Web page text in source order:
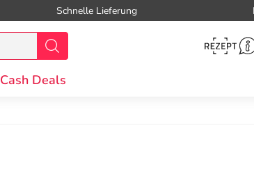
Schnelle Lieferung
Deals